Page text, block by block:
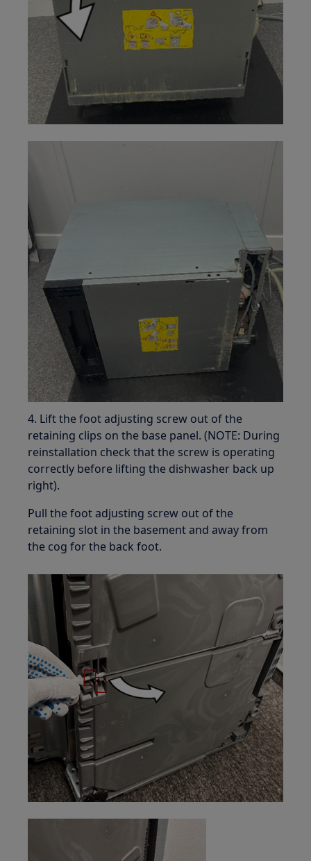
4. Lift the foot adjusting screw out of the
retaining clips on the base panel. (NOTE: During
reinstallation check that the screw is operating
correctly before lifting the dishwasher back up
right).
Pull the foot adjusting screw out of the
retaining slot in the basement and away from
the cog for the back foot.